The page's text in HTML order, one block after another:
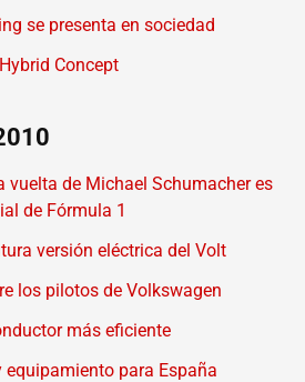
se presenta en sociedad
Concept
vuelta de Michael Schumacher es
de Fórmula 1
versión eléctrica del Volt
los pilotos de Volkswagen
más eficiente
equipamiento para España